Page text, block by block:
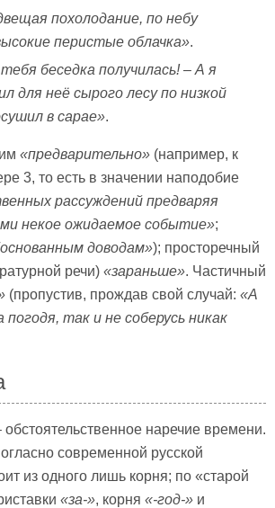
похолодание, по небу
перистые облачка».
беседка получилась! – А я
для неё сырого лесу по низкой
в сарае».
«предварительно» (например, к
3, то есть в значении наподобие
рассуждений предваряя
некое ожидаемое событие»;
доводам»); просторечный
речи) «зараньше». Частичный
(пропустив, прождав свой случай: «А
погодя, так и не соберусь никак
обстоятельственное наречие времени.
современной русской
из одного лишь корня; по «старой
«за-», корня «-год-» и